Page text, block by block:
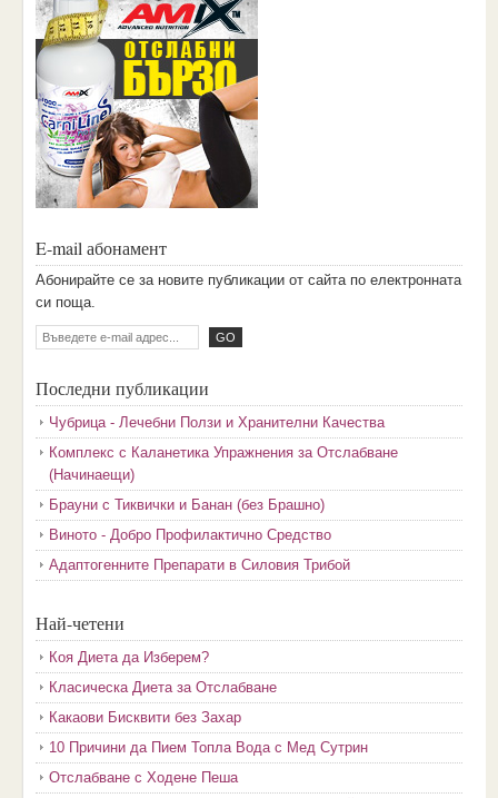
E-mail абонамент
Aбoниpaйтe ce зa нoвитe пyбликaции oт caйтa пo eлeктpoннaтa
cи пoщa.
Последни публикации
Чубрица - Лечебни Ползи и Хранителни Качества
Комплекс с Каланетика Упражнения за Отслабване
(Начинаещи)
Брауни с Тиквички и Банан (без Брашно)
Виното - Добро Профилактично Средство
Адаптогенните Препарати в Силовия Трибой
Най-четени
Коя Диета да Изберем?
Класическа Диета за Отслабване
Какаови Бисквити без Захар
10 Причини да Пием Топла Вода с Мед Сутрин
Отслабване с Ходене Пеша